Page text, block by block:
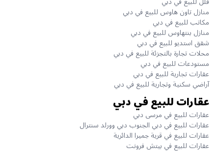
منازل تاون هاوس للبيع في دبي
مكاتب للبيع في دبي
منازل بنتهاوس للبيع في دبي
شقق استديو للبيع في دبي
محلات تجارة بالتجزئة للبيع في دبي
مستودعات للبيع في دبي
عقارات تجارية للبيع في دبي
آراضي سكنية وتجارية للبيع في دبي
عقارات للبيع في دبي
عقارات للبيع في مرسى دبي
عقارات للبيع في دبي الجنوب دبي وورلد سنترال
عقارات للبيع في قرية جميرا الدائرية
عقارات للبيع في بيتش فرونت